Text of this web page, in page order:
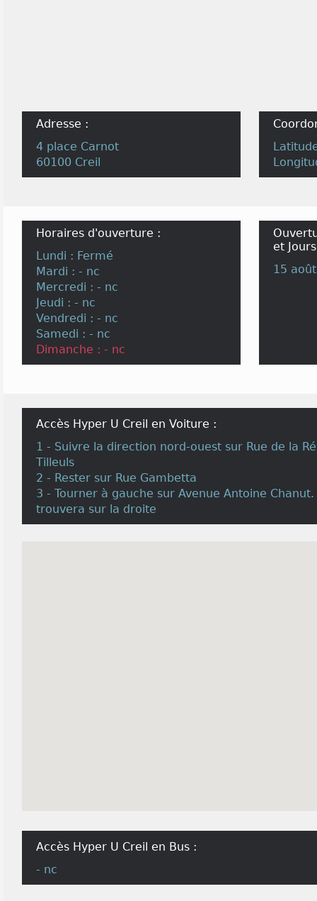
Adresse :
4 place Carnot
60100 Creil
Horaires d'ouverture :
Lundi : Fermé
Mardi : - nc
Mercredi : - nc
Jeudi : - nc
Vendredi : - nc
Samedi : - nc
Dimanche : - nc
et
15
Accès Hyper U Creil en Voiture :
1 - Suivre la direction nord-ouest sur Rue de la
Tilleuls
2 - Rester sur Rue Gambetta
3 - Tourner à gauche sur Avenue Antoine
trouvera sur la droite
Accès Hyper U Creil en Bus :
- nc